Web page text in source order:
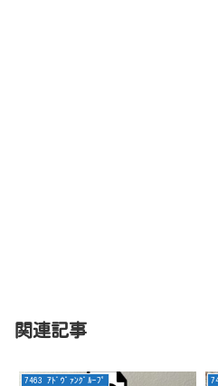
関連記事
7463 ｱﾄﾞｳﾞｧﾝｸﾞﾙｰﾌﾟ